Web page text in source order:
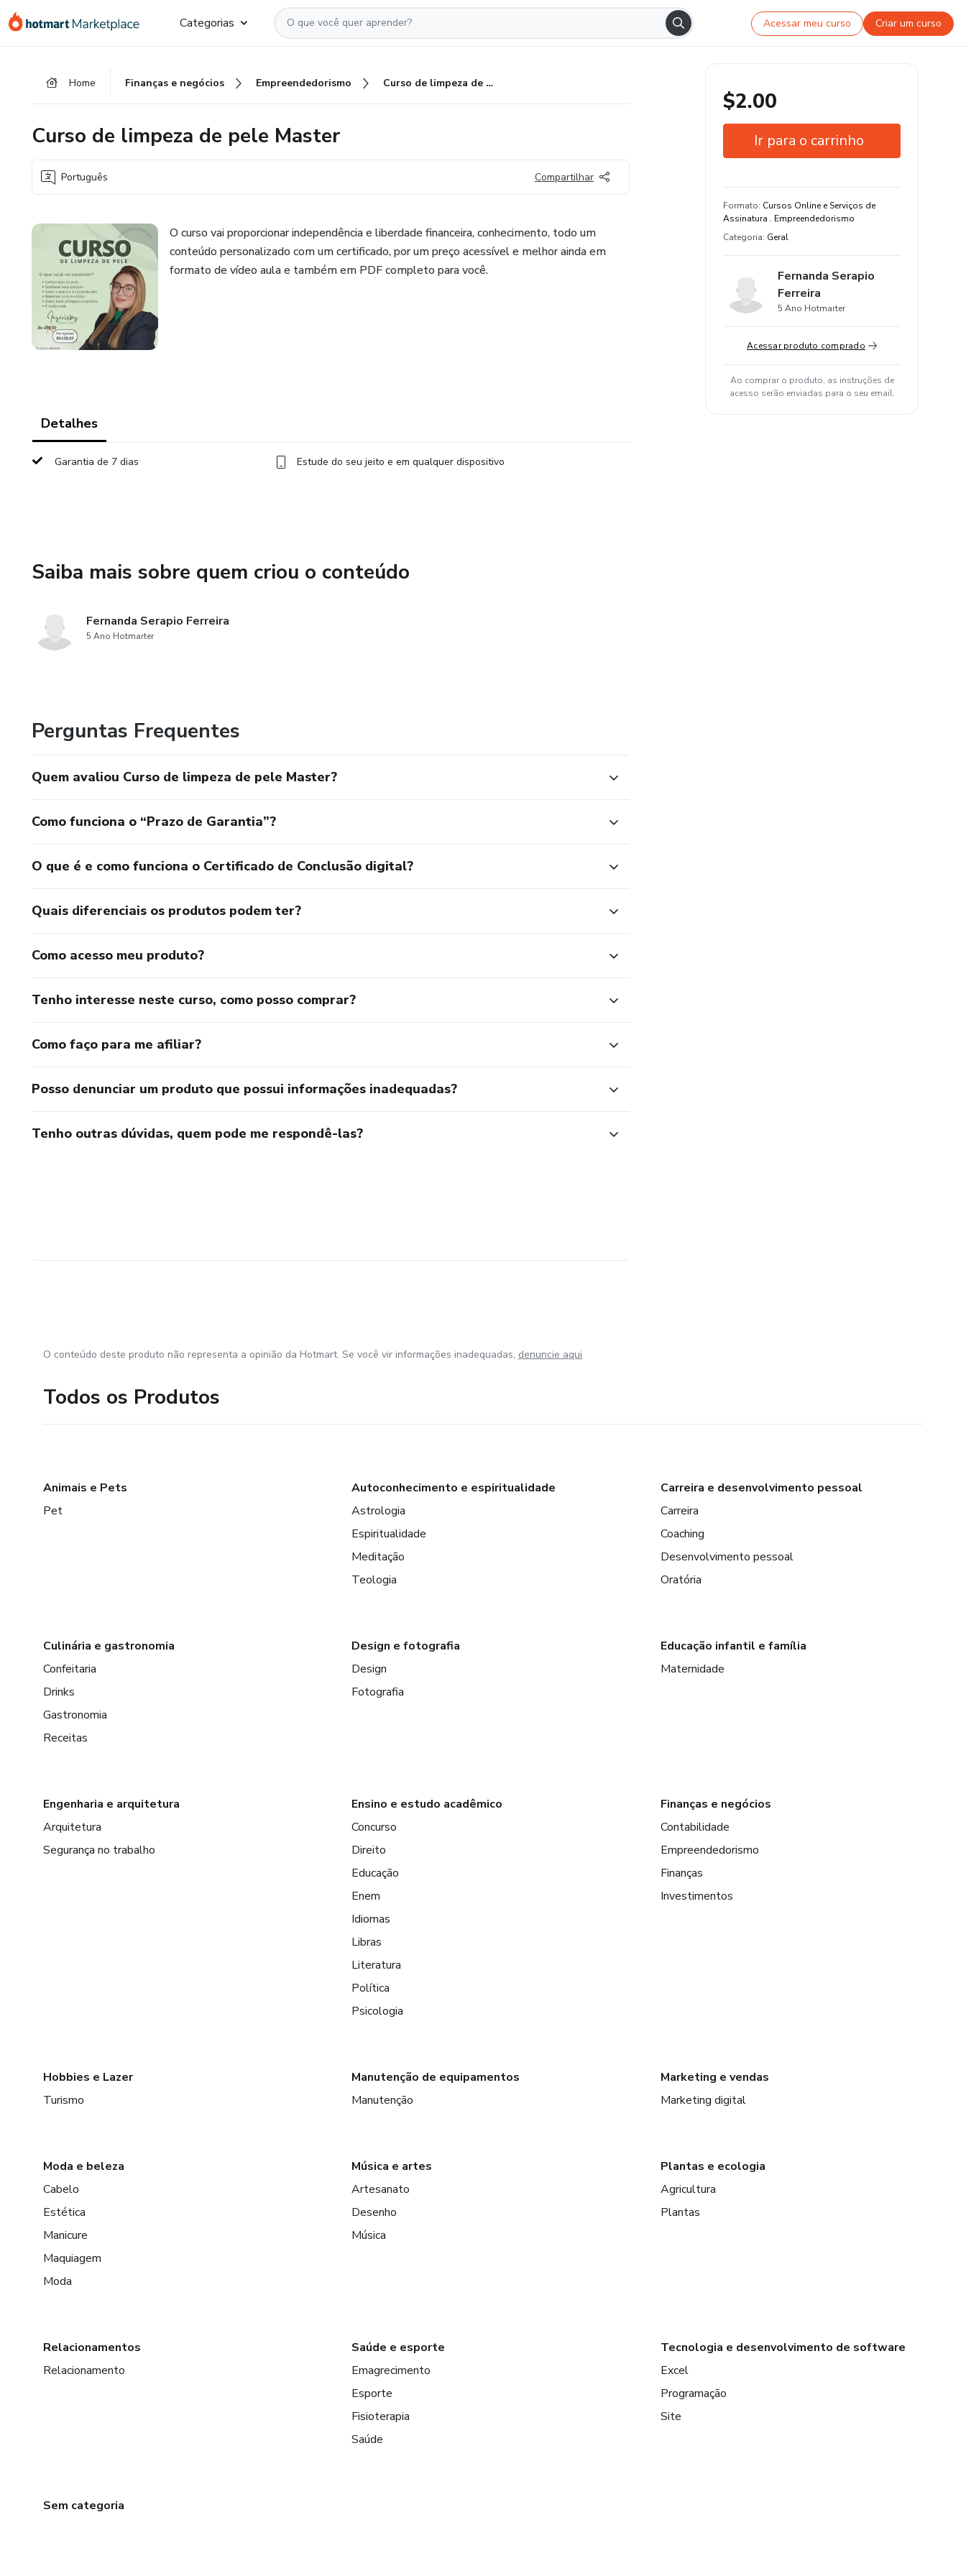
para
para
para
Categorias Acessar meu curso Criar um curso
Home Finanças e negócios Empreendedorismo Curso de limpeza de pele Master
Curso de limpeza de pele Master
Português Compartilhar
O curso vai proporcionar independência e liberdade financeira, conhecimento, todo um
conteúdo personalizado com um certificado, por um preço acessível e melhor ainda em
formato de vídeo aula e também em PDF completo para você.
Detalhes
Garantia de 7 dias Estude do seu jeito e em qualquer dispositivo
Saiba mais sobre quem criou o conteúdo
Fernanda Serapio Ferreira
5 Ano Hotmarter
Perguntas Frequentes
Quem avaliou Curso de limpeza de pele Master?
Como funciona o “Prazo de Garantia”?
O que é e como funciona o Certificado de Conclusão digital?
Quais diferenciais os produtos podem ter?
Como acesso meu produto?
Tenho interesse neste curso, como posso comprar?
Como faço para me afiliar?
Posso denunciar um produto que possui informações inadequadas?
Tenho outras dúvidas, quem pode me respondê-las?
$2.00
Ir para o carrinho
Estude do seu jeito e em qualquer
dispositivo
Formato: Cursos Online e Serviços de
Assinatura . Empreendedorismo
Categoria: Geral
Fernanda Serapio
Ferreira
5 Ano Hotmarter
Acessar produto comprado
Ao comprar o produto, as instruções de
acesso serão enviadas para o seu email.
O conteúdo deste produto não representa a opinião da Hotmart. Se você vir informações inadequadas, denuncie aqui
Todos os Produtos
Animais e Pets
Pet
Autoconhecimento e espiritualidade
Astrologia
Espiritualidade
Meditação
Teologia
Carreira e desenvolvimento pessoal
Carreira
Coaching
Desenvolvimento pessoal
Oratória
Culinária e gastronomia
Confeitaria
Drinks
Gastronomia
Receitas
Design e fotografia
Design
Fotografia
Educação infantil e família
Maternidade
Engenharia e arquitetura
Arquitetura
Segurança no trabalho
Ensino e estudo acadêmico
Concurso
Direito
Educação
Enem
Idiomas
Libras
Literatura
Política
Psicologia
Finanças e negócios
Contabilidade
Empreendedorismo
Finanças
Investimentos
Hobbies e Lazer
Turismo
Manutenção de equipamentos
Manutenção
Marketing e vendas
Marketing digital
Moda e beleza
Cabelo
Estética
Manicure
Maquiagem
Moda
Música e artes
Artesanato
Desenho
Música
Plantas e ecologia
Agricultura
Plantas
Relacionamentos
Relacionamento
Saúde e esporte
Emagrecimento
Esporte
Fisioterapia
Saúde
Tecnologia e desenvolvimento de software
Excel
Programação
Site
Sem categoria